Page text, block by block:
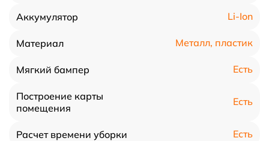
Аккумулятор Li-Ion
Материал Металл, пластик
Мягкий бампер Есть
Построение карты
помещения
Есть
Расчет времени уборки Есть